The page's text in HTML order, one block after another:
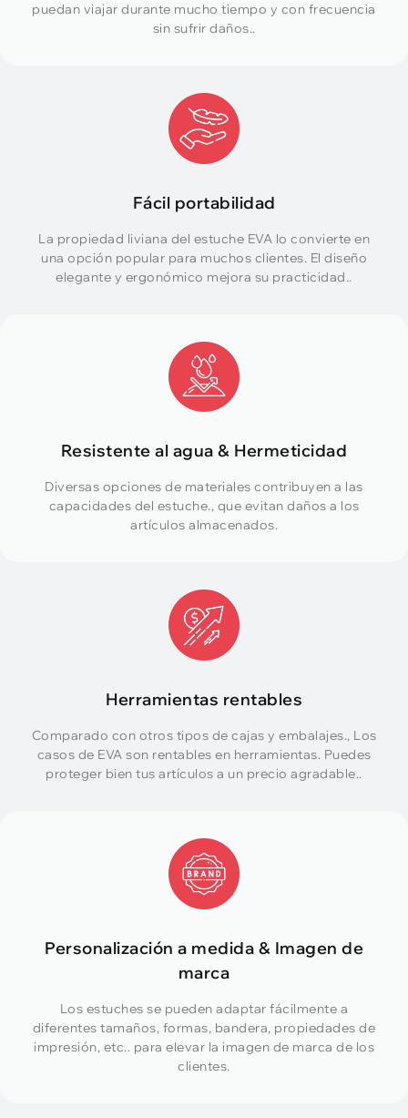
puedan viajar durante mucho tiempo y con frecuencia
sin sufrir daños..
Fácil portabilidad
La propiedad liviana del estuche EVA lo convierte en
una opción popular para muchos clientes. El diseño
elegante y ergonómico mejora su practicidad..
Resistente al agua & Hermeticidad
Diversas opciones de materiales contribuyen a las
capacidades del estuche., que evitan daños a los
artículos almacenados.
Herramientas rentables
Comparado con otros tipos de cajas y embalajes., Los
casos de EVA son rentables en herramientas. Puedes
proteger bien tus artículos a un precio agradable..
Personalización a medida & Imagen de
marca
Los estuches se pueden adaptar fácilmente a
diferentes tamaños, formas, bandera, propiedades de
impresión, etc.. para elevar la imagen de marca de los
clientes.